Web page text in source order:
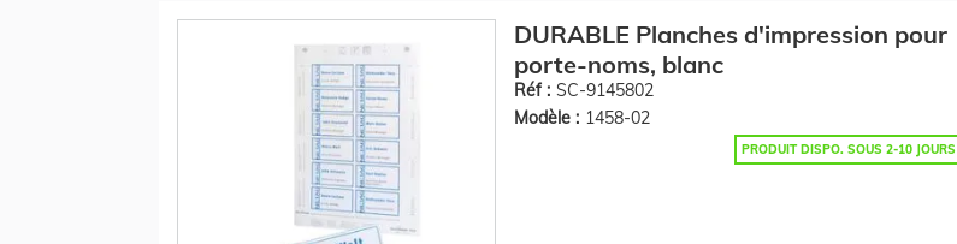
DURABLE Planches d'impression pour
porte-noms, blanc
Réf : SC-9145802
Modèle : 1458-02
PRODUIT DISPO. SOUS 2-10 JOURS